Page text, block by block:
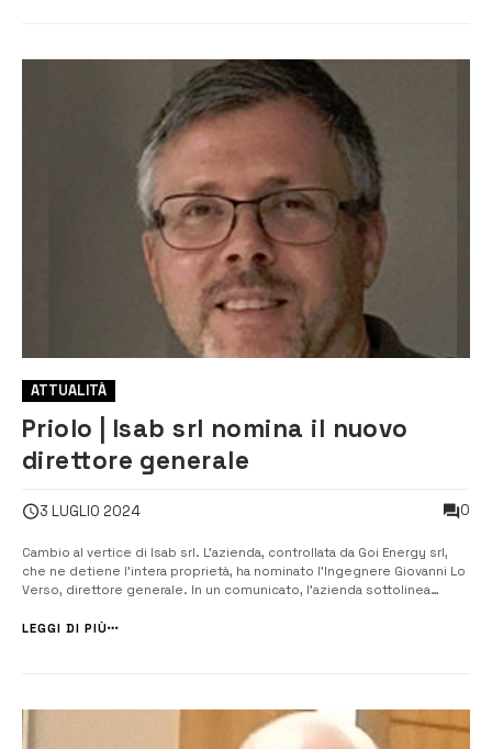
ATTUALITÀ
Priolo | Isab srl nomina il nuovo
direttore generale
3 LUGLIO 2024 0
Cambio al vertice di Isab srl. L’azienda, controllata da Goi Energy srl,
che ne detiene l’intera proprietà, ha nominato l’Ingegnere Giovanni Lo
Verso, direttore generale. In un comunicato, l’azienda sottolinea
segno della piena continuità aziendale. Lo Verso, che prederà il p...
LEGGI DI PIÙ